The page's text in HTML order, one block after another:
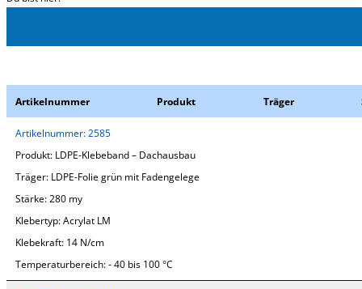
Artikelnummer Produkt Träger
Artikelnummer: 2585
Produkt: LDPE-Klebeband – Dachausbau
Träger: LDPE-Folie grün mit Fadengelege
Stärke: 280 my
Klebertyp:Acrylat LM
Klebekraft: 14 N/cm
Temperaturbereich:- 40 bis 100 °C